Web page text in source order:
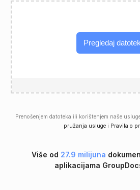
Pregledaj
Prenošenjem datoteka ili korištenjem naše
pružanja usluge i Pravila o
Više od 27.9 milijuna
aplikacijama